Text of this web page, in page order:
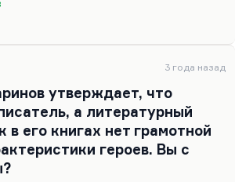
Чапаев здесь не более чем
3 года назад
утверждает, что
а литературный
в его книгах нет грамотной
героев. Вы с